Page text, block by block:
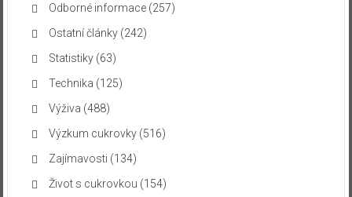
Odborné informace(257)
Ostatní články(242)
Statistiky(63)
Technika (125)
Výživa (488)
Výzkum cukrovky(516)
Zajímavosti (134)
Život s cukrovkou (154)